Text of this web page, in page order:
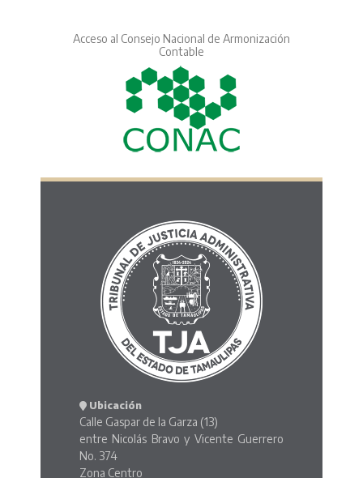
Acceso al Consejo Nacional de Armonización
Contable
Ubicación
Calle Gaspar de la Garza (13)
entre Nicolás Bravo y Vicente Guerrero
No. 374
Zona Centro